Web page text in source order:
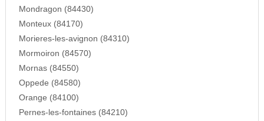
Mondragon (84430)
Monteux (84170)
Morieres-les-avignon (84310)
Mormoiron (84570)
Mornas (84550)
Oppede (84580)
Orange (84100)
Pernes-les-fontaines (84210)